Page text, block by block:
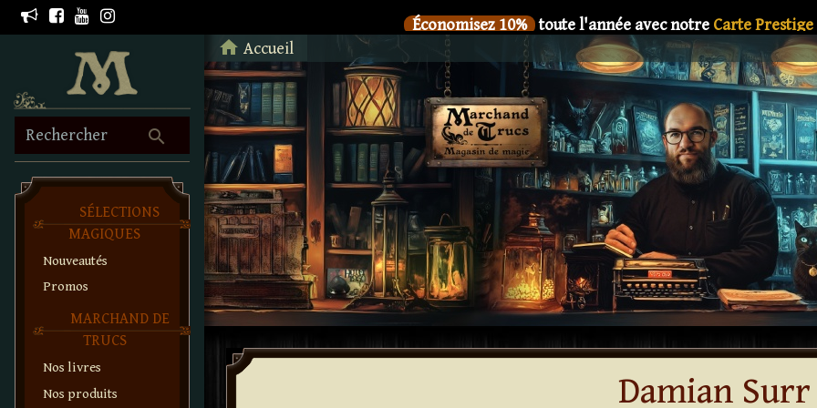
Économisez 10% toute l'année avec notre Carte Prestige
Le nouveau livre deDani DaOrtiz en précommande
Économisez 10%
toute l'année avec notreCarte Prestige
SIX Le nouveau livre deDani DaOrtiz en précommande
Économisez 10% toute l'année avec notreCarte Prestige
SIX Le nouveau livre deDani DaOrtiz en précommande
Économisez 10%
toute l'année avec notre Carte Prestige
SIX Le nouveau livre deDani DaOrtiz en précommande
Économisez 10% toute l'année avec notreCarte Prestige
SIX Le nouveau livre deDani DaOrtiz en précommande
search
Rechercher
SÉLECTIONS
MAGIQUES
Nouveautés
Promos
MARCHAND DE
TRUCS
Nos livres
Nos produits
home Accueil
Retour à l'accueil
Damian Surr